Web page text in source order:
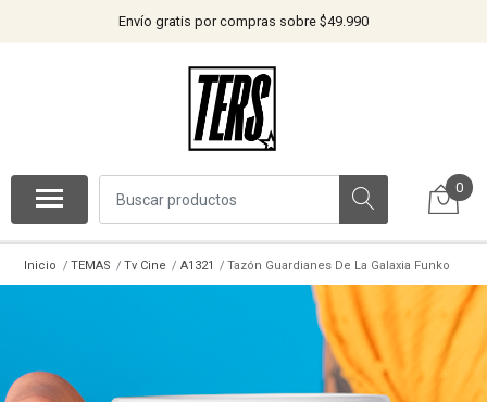
Envío gratis por compras sobre $49.990
0
Inicio TEMAS Tv Cine A1321 Tazón Guardianes De La Galaxia Funko